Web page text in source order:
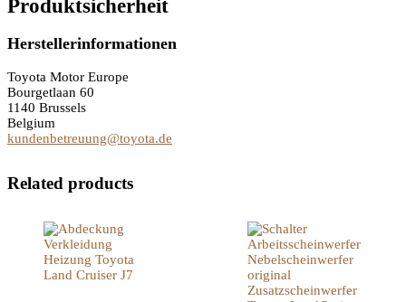
Produktsicherheit
Herstellerinformationen
Toyota Motor Europe
Bourgetlaan 60
1140 Brussels
Belgium
kundenbetreuung@toyota.de
Related products